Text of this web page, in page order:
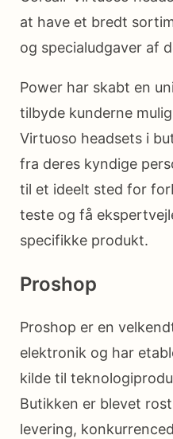
at have et bredt
og specialudgaver af
Power har skabt en
tilbyde kunderne
Virtuoso headsets i
fra deres kyndige
til et ideelt sted for
teste og få
specifikke produkt.
Proshop
Proshop er en
elektronik og har
kilde til
Butikken er blevet
levering,